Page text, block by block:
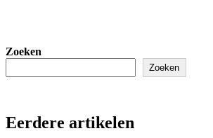
Zoeken
Zoeken
Eerdere artikelen